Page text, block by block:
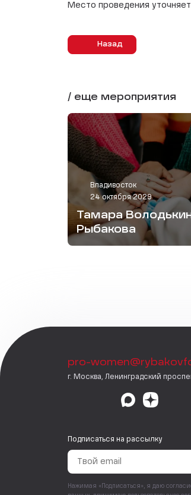
Место проведения
Назад
/ еще мероприятия
Владивосток
24 октября 2029
Тамара
Рыбакова
pro-
г. Москва, Ленинградский
Подписаться на рассылку
Нажимая «Подписаться», я даю